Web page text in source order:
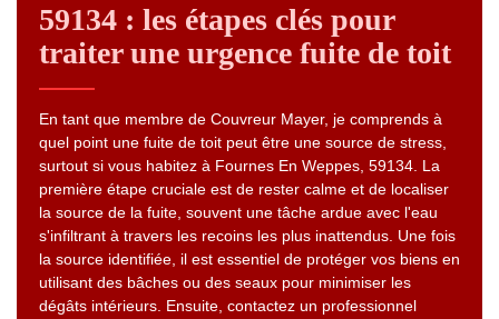
59134 : les étapes clés pour
traiter une urgence fuite de toit
En tant que membre de Couvreur Mayer, je comprends à
quel point une fuite de toit peut être une source de stress,
surtout si vous habitez à Fournes En Weppes, 59134. La
première étape cruciale est de rester calme et de localiser
la source de la fuite, souvent une tâche ardue avec l'eau
s'infiltrant à travers les recoins les plus inattendus. Une fois
la source identifiée, il est essentiel de protéger vos biens en
utilisant des bâches ou des seaux pour minimiser les
dégâts intérieurs. Ensuite, contactez un professionnel